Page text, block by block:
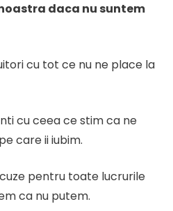
daca nu suntem
cu tot ce nu ne place la
cu ceea ce stim ca ne
care ii iubim.
pentru toate lucrurile
ca nu putem.